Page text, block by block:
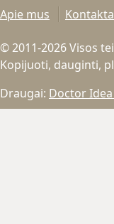
Apie mus
© 2011-2026 Visos
Kopijuoti, dauginti,
Draugai: Doctor